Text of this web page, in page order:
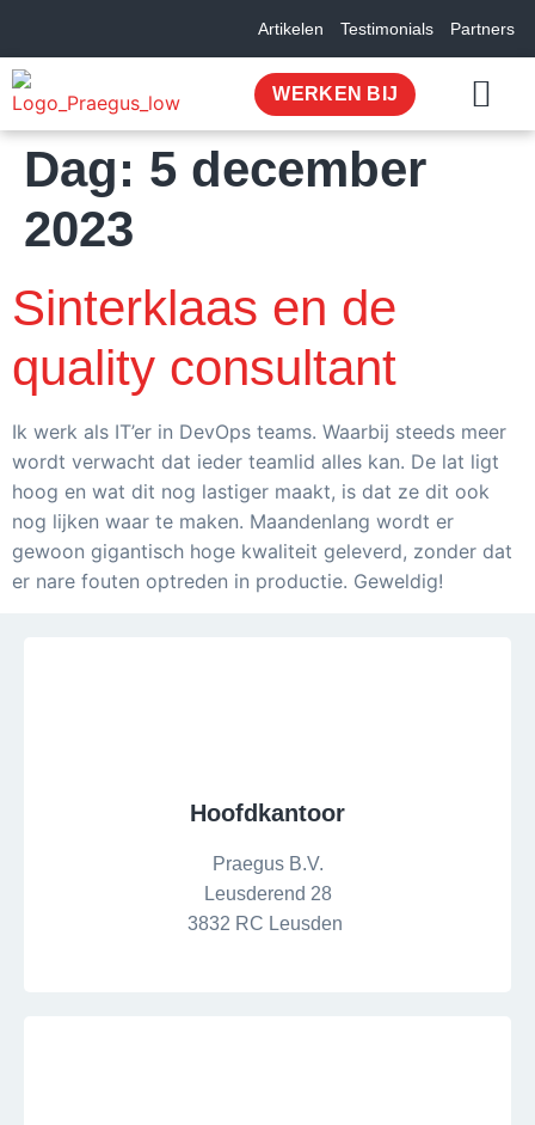
Artikelen Testimonials Partners
WERKEN BIJ
Dag: 5 december
2023
Sinterklaas en de
quality consultant
Ik werk als IT’er in DevOps teams. Waarbij steeds meer
wordt verwacht dat ieder teamlid alles kan. De lat ligt
hoog en wat dit nog lastiger maakt, is dat ze dit ook
nog lijken waar te maken. Maandenlang wordt er
gewoon gigantisch hoge kwaliteit geleverd, zonder dat
er nare fouten optreden in productie. Geweldig!
Hoofdkantoor
Praegus B.V.
Leusderend 28
3832 RC Leusden